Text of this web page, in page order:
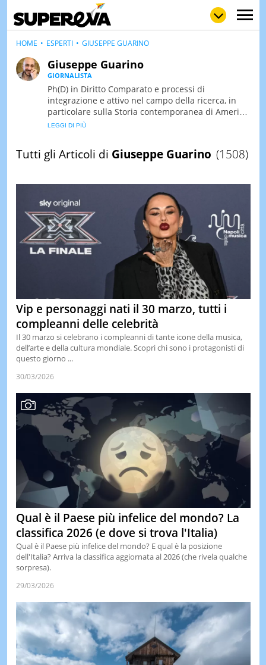
WOW
POP
STORIE
& TV
TEST
LE
DI
HOME ESPERTI GIUSEPPE GUARINO
Giuseppe Guarino
GIORNALISTA
Ph(D) in Diritto Comparato e processi di
integrazione e attivo nel campo della ricerca, in
particolare sulla Storia contemporanea di America
Latina e Spagna. Collabora con numerose testate
Tutti gli Articoli di Giuseppe Guarino (1508)
Vip e personaggi nati il 30 marzo, tutti i
compleanni delle celebrità
Il 30 marzo si celebrano i compleanni di tante icone della musica,
dell’arte e della cultura mondiale. Scopri chi sono i protagonisti di
questo giorno ...
30/03/2026
Qual è il Paese più infelice del mondo? La
classifica 2026 (e dove si trova l'Italia)
Qual è il Paese più infelice del mondo? E qual è la posizione
dell'Italia? Arriva la classifica aggiornata al 2026 (che rivela qualche
sorpresa).
29/03/2026